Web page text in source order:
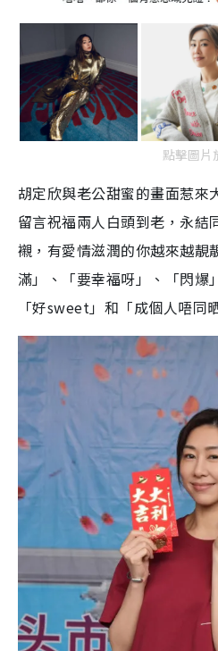
點擊圖片
胡定欣與老公甜蜜的畫面惹來
留言祝福兩人白頭到老，永結
襯，有愛情滋潤的你越來越靚
滿」、「要幸福呀」、「閃爆
「好sweet」和「成個人唔同